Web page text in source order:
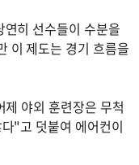
히 선수들이 수분을
이 제도는 경기 흐름을
야외 훈련장은 무척
"고 덧붙여 에어컨이